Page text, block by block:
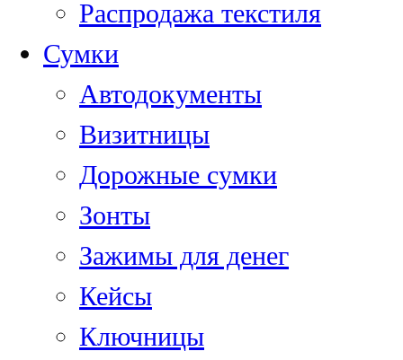
Распродажа текстиля
Сумки
Автодокументы
Визитницы
Дорожные сумки
Зонты
Зажимы для денег
Кейсы
Ключницы